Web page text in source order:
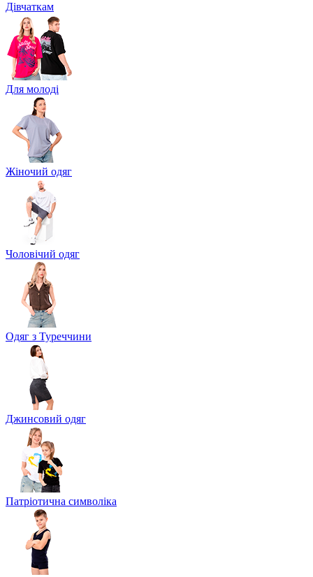
Дівчаткам
Для молоді
Жіночий одяг
Чоловічий одяг
Одяг з Туреччини
Джинсовий одяг
Патріотична символіка